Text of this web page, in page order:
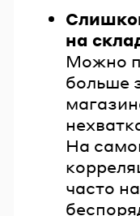
на
Можно
больше
На
часто